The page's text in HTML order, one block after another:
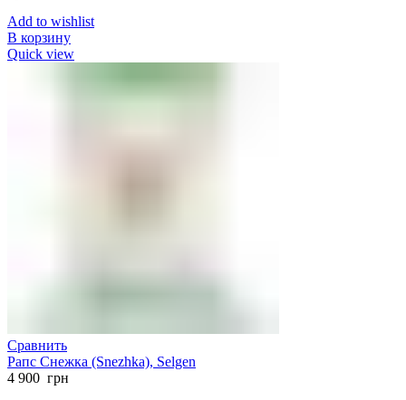
Add to wishlist
В корзину
Quick view
Сравнить
Рапс Снежка (Snezhka), Selgen
4 900 грн